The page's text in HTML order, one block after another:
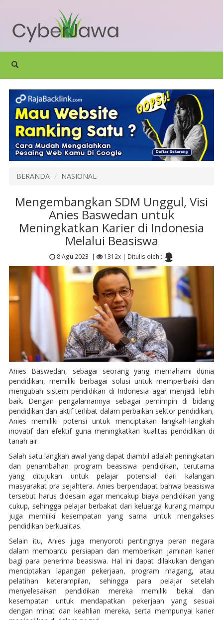
BERANDA NASIONAL
Mengembangkan SDM Unggul, Visi
Anies Baswedan untuk
Meningkatkan Karier di Indonesia
Melalui Beasiswa
8 Agu 2023 | 1312x | Ditulis oleh :
Anies Baswedan, sebagai seorang yang memahami dunia
pendidikan, memiliki berbagai solusi untuk memperbaiki dan
mengubah sistem pendidikan di Indonesia agar menjadi lebih
baik. Dengan pengalamannya sebagai pemimpin di bidang
pendidikan dan aktif terlibat dalam perbaikan sektor pendidikan,
Anies memiliki potensi untuk menciptakan langkah-langkah
inovatif dan efektif guna meningkatkan kualitas pendidikan di
tanah air.
Salah satu langkah awal yang dapat diambil adalah peningkatan
dan penambahan program beasiswa pendidikan, terutama
yang ditujukan untuk pelajar potensial dari kalangan
masyarakat pra sejahtera. Anies berpendapat bahwa beasiswa
tersebut harus didesain agar mencakup biaya pendidikan yang
cukup, sehingga pelajar berbakat dari keluarga kurang mampu
juga memiliki kesempatan yang sama untuk mengakses
pendidikan berkualitas.
Selain itu, Anies juga menyoroti pentingnya peran negara
dalam membantu persiapan dan memberikan jaminan karier
bagi para penerima beasiswa. Hal ini dapat dilakukan dengan
menciptakan lapangan pekerjaan, program magang, atau
pelatihan keterampilan, sehingga para pelajar setelah
menyelesaikan pendidikan mereka memiliki bekal dan
kesempatan untuk mendapatkan pekerjaan yang sesuai
dengan minat dan keahlian mereka, serta mempunyai karier